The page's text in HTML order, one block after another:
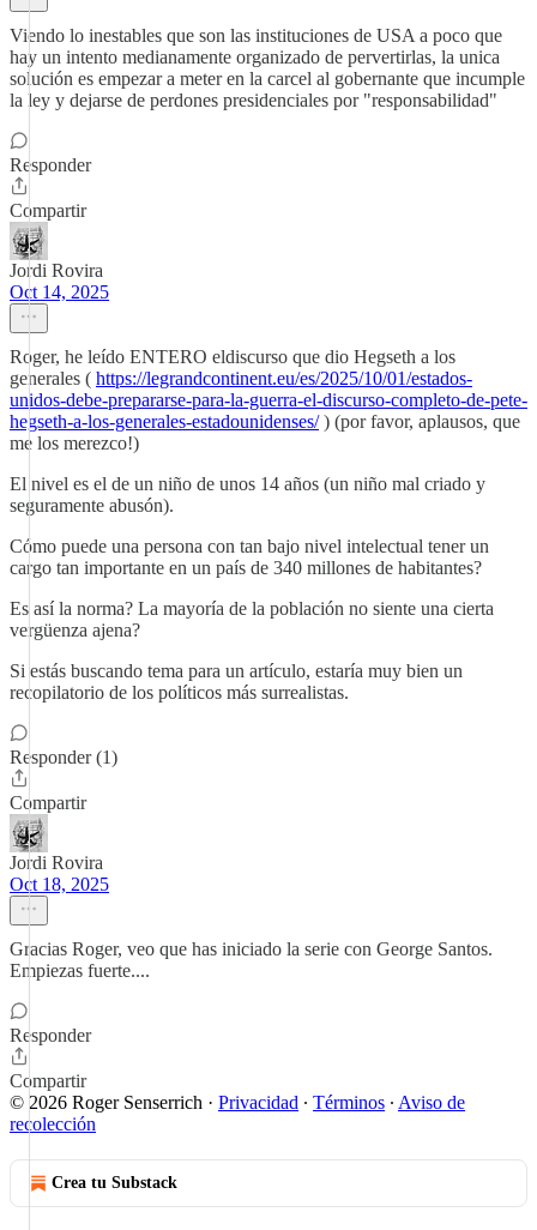
Viendo lo inestables que son las instituciones de USA a poco que
hay un intento medianamente organizado de pervertirlas, la unica
solución es empezar a meter en la carcel al gobernante que incumple
la ley y dejarse de perdones presidenciales por "responsabilidad"
Responder
Compartir
Jordi Rovira
Oct 14, 2025
Roger, he leído ENTERO eldiscurso que dio Hegseth a los
generales ( https://legrandcontinent.eu/es/2025/10/01/estados-
unidos-debe-prepararse-para-la-guerra-el-discurso-completo-de-pete-
hegseth-a-los-generales-estadounidenses/) (por favor, aplausos, que
me los merezco!)
El nivel es el de un niño de unos 14 años (un niño mal criado y
seguramente abusón).
Cómo puede una persona con tan bajo nivel intelectual tener un
cargo tan importante en un país de 340 millones de habitantes?
Es así la norma? La mayoría de la población no siente una cierta
vergüenza ajena?
Si estás buscando tema para un artículo, estaría muy bien un
recopilatorio de los políticos más surrealistas.
Responder (1)
Compartir
Jordi Rovira
Oct 18, 2025
Gracias Roger, veo que has iniciado la serie con George Santos.
Empiezas fuerte....
Responder
Compartir
© 2026 Roger Senserrich · Privacidad ∙ Términos ∙ Aviso de
recolección
Crea tu Substack